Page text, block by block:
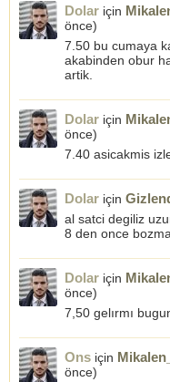
Dolar için
önce)
7.50 bu cumaya
akabinden obur
artik.
Dolar için
önce)
7.40 asicakmis
Dolar için
al satci degiliz
8 den once
Dolar için
önce)
7,50 gelırmı
Ons için
önce)